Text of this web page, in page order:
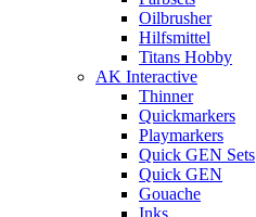
Oilbrusher
Hilfsmittel
Titans Hobby
AK Interactive
Thinner
Quickmarkers
Playmarkers
Quick GEN Sets
Quick GEN
Gouache
Inks